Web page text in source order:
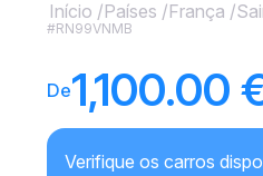
Início /Países /França /
#RN99VNMB
De1,100.00
Verifique os carros